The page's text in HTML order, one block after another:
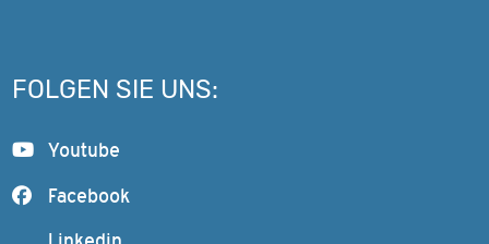
FOLGEN SIE UNS:
Youtube
Facebook